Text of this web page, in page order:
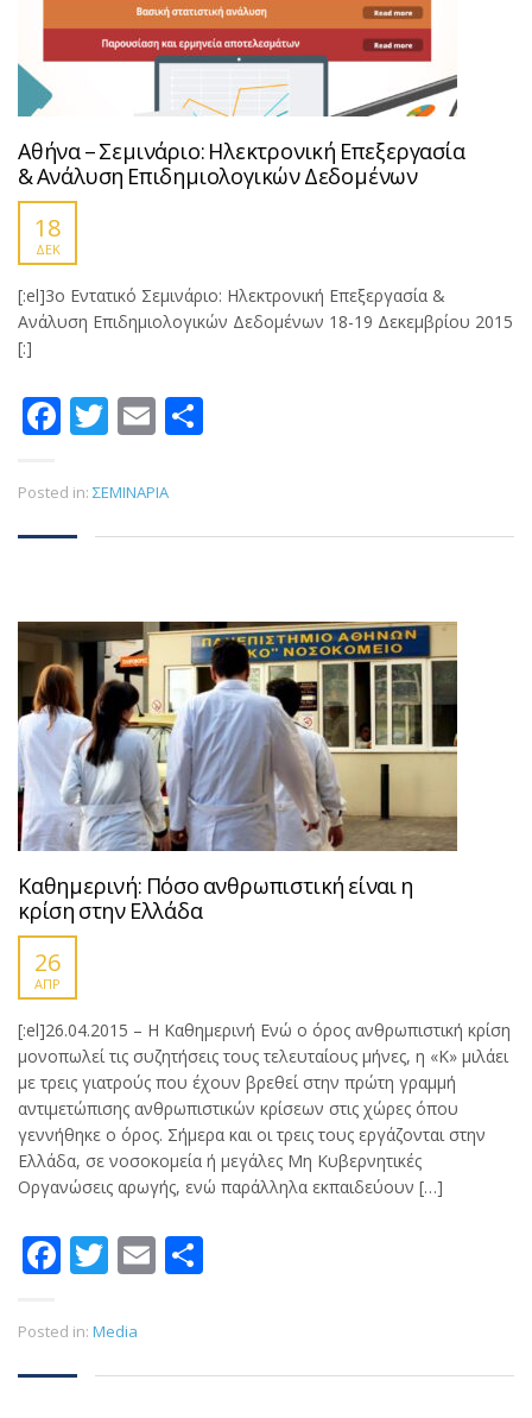
Αθήνα – Σεμινάριο: Ηλεκτρονική Επεξεργασία
& Ανάλυση Επιδημιολογικών Δεδομένων
18
ΔΕΚ
[:el]3ο Εντατικό Σεμινάριο: Ηλεκτρονική Επεξεργασία &
Ανάλυση Επιδημιολογικών Δεδομένων 18-19 Δεκεμβρίου 2015
[:]
Facebook
Twitter
Email
Posted in: ΣΕΜΙΝΑΡΙΑ
Καθημερινή: Πόσο ανθρωπιστική είναι η
κρίση στην Ελλάδα
26
ΑΠΡ
[:el]26.04.2015 – Η Καθημερινή Ενώ ο όρος ανθρωπιστική κρίση
μονοπωλεί τις συζητήσεις τους τελευταίους μήνες, η «Κ» μιλάει
με τρεις γιατρούς που έχουν βρεθεί στην πρώτη γραμμή
αντιμετώπισης ανθρωπιστικών κρίσεων στις χώρες όπου
γεννήθηκε ο όρος. Σήμερα και οι τρεις τους εργάζονται στην
Ελλάδα, σε νοσοκομεία ή μεγάλες Μη Κυβερνητικές
Οργανώσεις αρωγής, ενώ παράλληλα εκπαιδεύουν […]
Facebook
Twitter
Email
Posted in: Media